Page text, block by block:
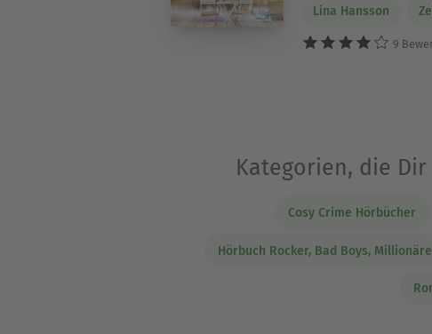
Lina Hansson
9
Kategorien, die
Cosy Crime Hörbücher
Hörbuch Rocker, Bad Boys, Millionäre